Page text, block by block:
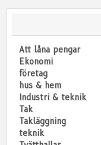
Att låna pengar
Ekonomi
företag
hus & hem
Industri & teknik
Tak
Takläggning
teknik